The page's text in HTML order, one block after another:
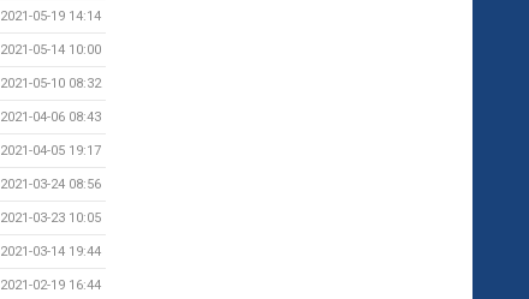
2021-05-19 14:14
2021-05-14 10:00
2021-05-10 08:32
2021-04-06 08:43
2021-04-05 19:17
2021-03-24 08:56
2021-03-23 10:05
2021-03-14 19:44
2021-02-19 16:44